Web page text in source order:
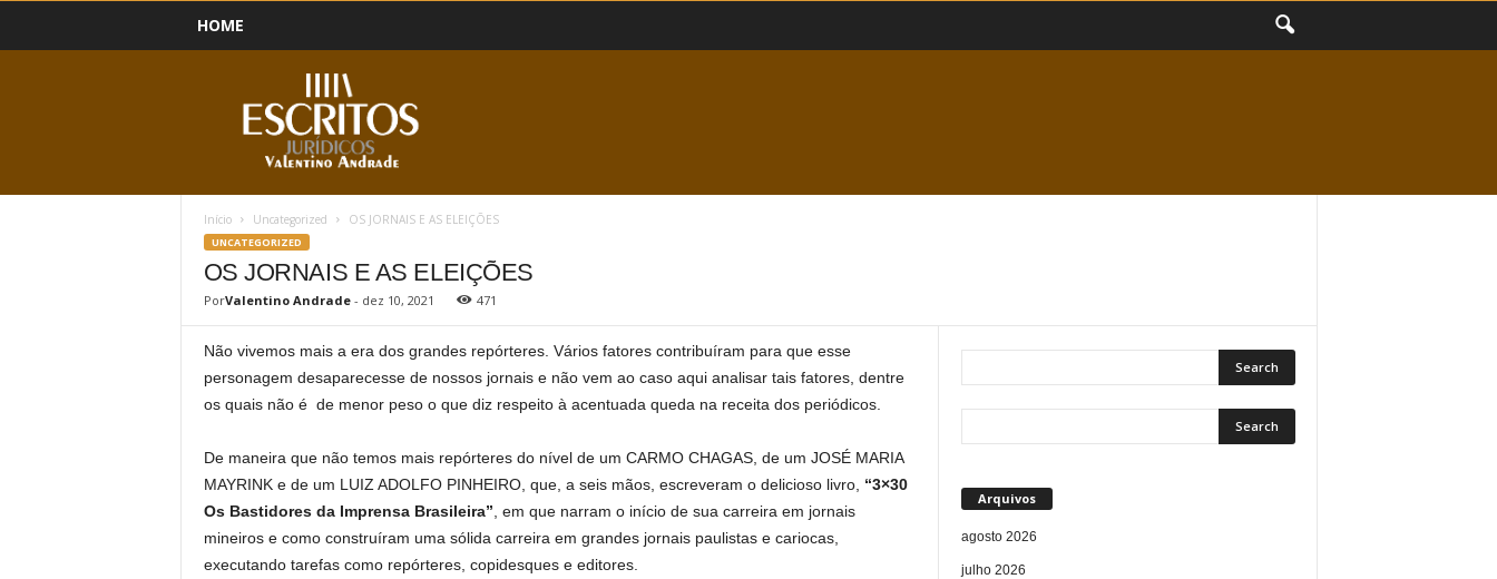
HOME
Início Uncategorized OS JORNAIS E AS ELEIÇÕES
UNCATEGORIZED
OS JORNAIS E AS ELEIÇÕES
PorValentino Andrade- dez 10, 2021 471
Não vivemos mais a era dos grandes repórteres. Vários fatores contribuíram para que esse
personagem desaparecesse de nossos jornais e não vem ao caso aqui analisar tais fatores, dentre
os quais não é de menor peso o que diz respeito à acentuada queda na receita dos periódicos.
De maneira que não temos mais repórteres do nível de um CARMO CHAGAS, de um JOSÉ MARIA
MAYRINK e de um LUIZ ADOLFO PINHEIRO, que, a seis mãos, escreveram o delicioso livro, “3×30
Os Bastidores da Imprensa Brasileira” , em que narram o início de sua carreira em jornais
mineiros e como construíram uma sólida carreira em grandes jornais paulistas e cariocas,
executando tarefas como repórteres, copidesques e editores.
Arquivos
agosto 2026
julho 2026